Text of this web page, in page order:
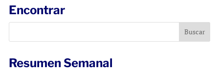
o
k
p
Encontrar
Resumen Semanal